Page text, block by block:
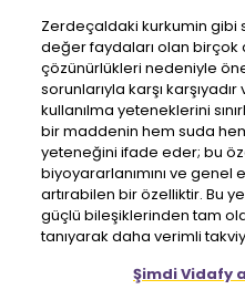
Zerdeçaldaki kurkumin gibi
değer faydaları olan birçok
çözünürlükleri nedeniyle
sorunlarıyla karşı
kullanılma yeteneklerini
bir maddenin hem suda
yeteneğini ifade eder; bu
biyoyararlanımını ve
artırabilen bir özelliktir. Bu
güçlü bileşiklerinden tam
tanıyarak daha verimli
Şimdi Vidafy